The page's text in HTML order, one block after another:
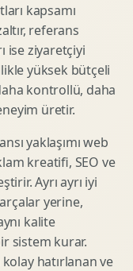
kapsamı
referans
ise ziyaretçiyi
yüksek bütçeli
kontrollü, daha
üretir.
yaklaşımı web
kreatifi, SEO ve
Ayrı ayrı iyi
yerine,
kalite
sistem kurar.
hatırlanan ve